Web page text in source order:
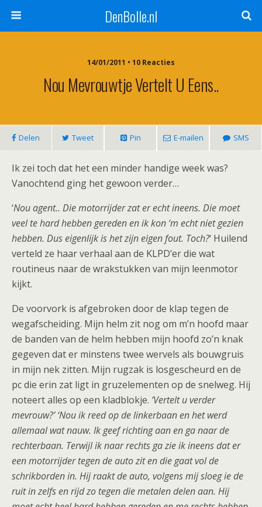
DenBolle.nl
14/01/2011 • 10 Reacties
Nou Mevrouwtje Vertelt U Eens..
Delen Tweet Pin E-mailen SMS
Ik zei toch dat het een minder handige week was?
Vanochtend ging het gewoon verder…
‘Nou agent.. Die motorrijder zat er echt ineens. Die moet
veel te hard hebben gereden en ik kon ‘m echt niet gezien
hebben. Dus eigenlijk is het zijn eigen fout. Toch?‘ Huilend
verteld ze haar verhaal aan de KLPD’er die wat
routineus naar de wrakstukken van mijn leenmotor
kijkt.
De voorvork is afgebroken door de klap tegen de
wegafscheiding. Mijn helm zit nog om m’n hoofd maar
de banden van de helm hebben mijn hoofd zo’n knak
gegeven dat er minstens twee wervels als bouwgruis
in mijn nek zitten. Mijn rugzak is losgescheurd en de
pc die erin zat ligt in gruzelementen op de snelweg. Hij
noteert alles op een kladblokje. ‘Vertelt u verder
mevrouw?’ ‘Nou ik reed op de linkerbaan en het werd
allemaal wat nauw. Ik geef richting aan en ga naar de
rechterbaan. Terwijl ik naar rechts ga zie ik ineens dat er
een motorrijder tegen de auto zit en die gaat vol de
schrikborden in. Hij raakt de auto, volgens mij sloeg ie de
ruit in zelfs en rijd zo tegen die metalen delen aan. Hij